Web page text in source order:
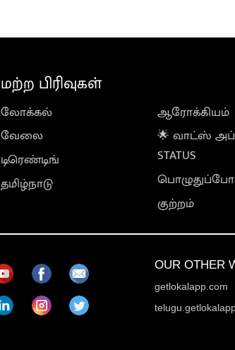
மற்ற பிரிவுகள்
லோக்கல்
வேலை
டிரெண்டிங்
தமிழ்நாடு
ஆரோக்கியம்
🌟 வாட்ஸ் அப்
STATUS
குற்றம்
OUR OTHER
getlokalapp.com